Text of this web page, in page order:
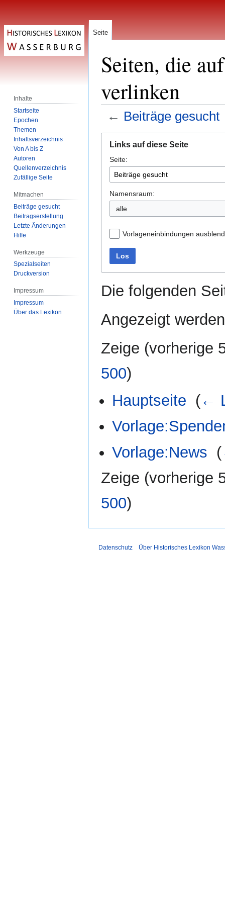
Seiten, die
verlinken
← Beiträge gesucht
Navigation
springen
Suche
springen
Links auf diese Seite
Seite:
Namensraum:
alle
Vorlageneinbindungen
Los
Die folgenden
Angezeigt
Zeige (vorherige
500)
Hauptseite (←
Vorlage:News (
Zeige (vorherige
500)
Seite
Inhalte
Startseite
Epochen
Themen
Inhaltsverzeichnis
Von A bis Z
Autoren
Quellenverzeichnis
Zufällige Seite
Mitmachen
Beiträge gesucht
Beitragserstellung
Letzte Änderungen
Hilfe
Werkzeuge
Spezialseiten
Druckversion
Impressum
Impressum
Über das Lexikon
Datenschutz Über Historisches Lexikon